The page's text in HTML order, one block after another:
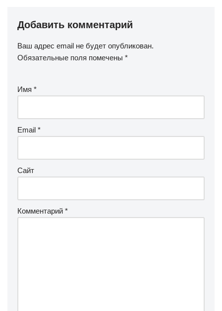
Добавить комментарий
Ваш адрес email не будет опубликован.
Обязательные поля помечены *
Имя *
Email *
Сайт
Комментарий *